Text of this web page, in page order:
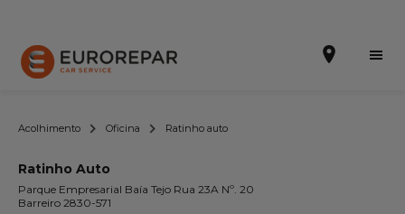
Efetuar uma marcação online
Acolhimento Oficina Ratinho auto
Ratinho Auto
Parque Empresarial Baía Tejo Rua 23A Nº. 20
Barreiro 2830-571